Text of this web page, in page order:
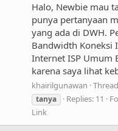
Halo, Newbie mau
punya pertanyaan
yang ada di DWH.
Bandwidth Koneksi
Internet ISP Umum
karena saya lihat
khairilgunawan Thread
tanya
Replies: 11
Link